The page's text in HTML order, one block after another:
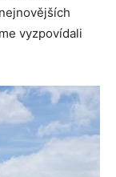
vyzpovídali